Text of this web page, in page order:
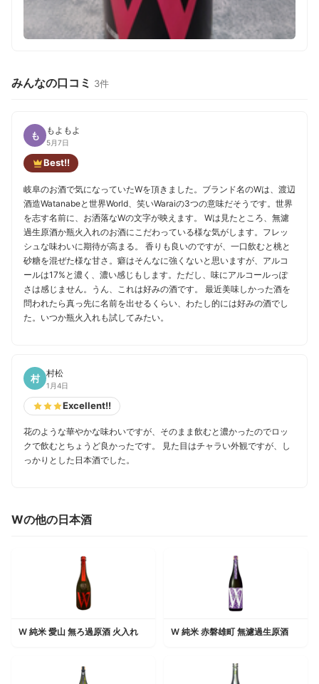
みんなの口コミ 3件
も もよもよ
5月7日
Best!!
岐阜のお酒で気になっていたWを頂きました。ブランド名のWは、渡辺
酒造Watanabeと世界World、笑いWaraiの3つの意味だそうです。世界
を志す名前に、お洒落なWの文字が映えます。 Wは見たところ、無濾
過生原酒か瓶火入れのお酒にこだわっている様な気がします。フレッ
シュな味わいに期待が高まる。 香りも良いのですが、一口飲むと桃と
砂糖を混ぜた様な甘さ。癖はそんなに強くないと思いますが、アルコ
ールは17%と濃く、濃い感じもします。ただし、味にアルコールっぽ
さは感じません。うん、これは好みの酒です。 最近美味しかった酒を
問われたら真っ先に名前を出せるくらい、わたし的には好みの酒でし
た。いつか瓶火入れも試してみたい。
村 村松
1月4日
Excellent!!
花のような華やかな味わいですが、そのまま飲むと濃かったのでロッ
クで飲むとちょうど良かったです。 見た目はチャラい外観ですが、し
っかりとした日本酒でした。
Wの他の日本酒
W 純米 愛山 無ろ過原酒 火入れ W 純米 赤磐雄町 無濾過生原酒